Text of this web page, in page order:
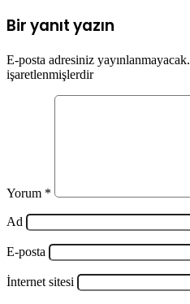
Bir yanıt yazın
E-posta adresiniz yayınlanmayacak.
işaretlenmişlerdir
Yorum *
Ad
E-posta
İnternet sitesi